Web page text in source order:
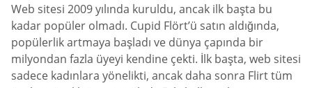
Web sitesi 2009 yılında kuruldu, ancak ilk başta bu
kadar popüler olmadı. Cupid Flört’ü satın aldığında,
popülerlik artmaya başladı ve dünya çapında bir
milyondan fazla üyeyi kendine çekti. İlk başta, web sitesi
sadece kadınlara yönelikti, ancak daha sonra Flirt tüm